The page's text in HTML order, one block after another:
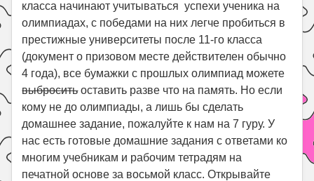
Праздники
Летом!
Поиск
класса начинают учитываться успехи ученика на
олимпиадах, с победами на них легче пробиться в
престижные университеты после 11-го класса
(документ о призовом месте действителен обычно
4 года), все бумажки с прошлых олимпиад можете
выброситьоставить разве что на память. Но если
кому не до олимпиады, а лишь бы сделать
домашнее задание, пожалуйте к нам на 7 гуру. У
нас есть готовые домашние задания с ответами ко
многим учебникам и рабочим тетрадям на
печатной основе за восьмой класс. Открывайте